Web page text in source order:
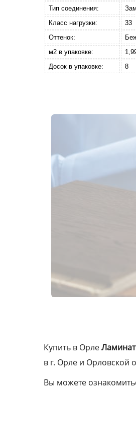
Тип соединения:
Класс нагрузки:
33
Оттенок:
м2 в упаковке:
Досок в упаковке:
8
Купить в Орле
в г. Орле и Орловской
Вы можете